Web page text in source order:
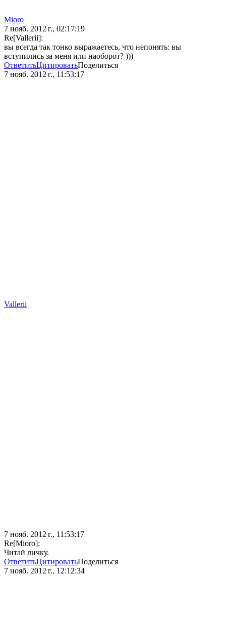
Mioro
7 нояб. 2012 г., 02:17:19
Re[Vallerii]:
вы всегда так тонко выражаетесь, что непонять: вы
вступились за меня или наоборот? )))
ОтветитьЦитироватьПоделиться
7 нояб. 2012 г., 11:53:17
Vallerii
7 нояб. 2012 г., 11:53:17
Re[Mioro]:
Читай личку.
ОтветитьЦитироватьПоделиться
7 нояб. 2012 г., 12:12:34